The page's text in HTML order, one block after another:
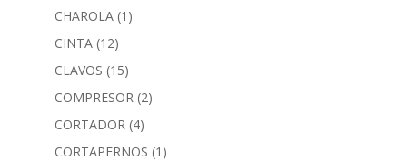
CHAROLA (1)
CINTA (12)
CLAVOS (15)
COMPRESOR (2)
CORTADOR (4)
CORTAPERNOS (1)